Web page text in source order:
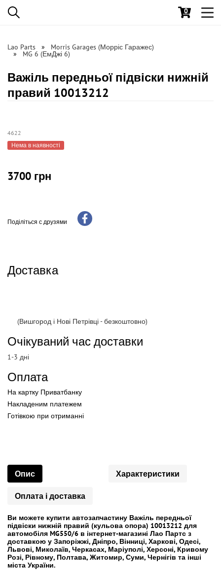
0
Lao Parts Morris Garages (Морріс Гаражес)
MG 6 (ЕмДжі 6)
Важіль передньої підвіски нижній
правий 10013212
4622
Нема в наявності
3700 грн
Поділіться с друзями
Доставка
(Вишгород і Нові Петрівці - безкоштовно)
Очікуваний час доставки
1-3 дні
Оплата
На картку Приватбанку
Накладеним платежем
Готівкою при отриманні
Опис Характеристики
Оплата і доставка
Ви можете купити автозапчастину Важіль передньої
підвіски нижній правий (кульова опора) 10013212 для
автомобіля MG550/6 в інтернет-магазині Лао Партс з
доставкою у Запоріжжі, Дніпро, Вінниці, Харкові, Одесі,
Львові, Миколаїв, Черкасах, Маріуполі, Херсоні, Кривому
Розі, Рівному, Полтава, Житомир, Суми, Чернігів та інші
міста України.